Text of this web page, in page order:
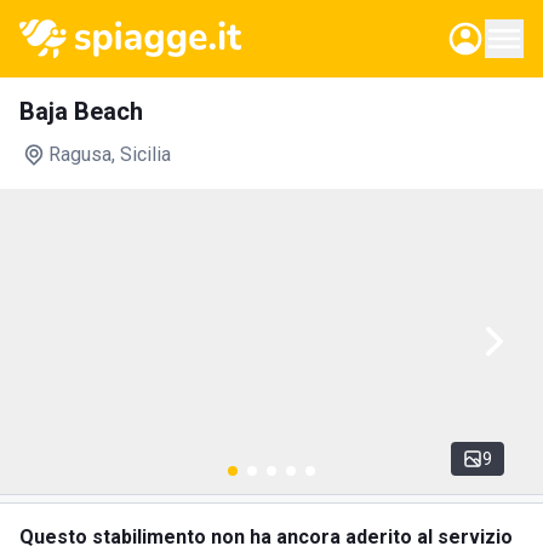
Baja Beach
Ragusa, Sicilia
9
Questo stabilimento non ha ancora aderito al servizio